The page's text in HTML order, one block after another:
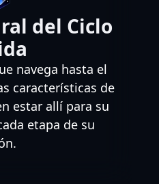
del Ciclo
navega hasta el
características de
estar allí para su
etapa de su